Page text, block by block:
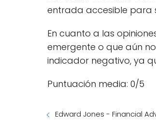
entrada accesible para
En cuanto a las
emergente o que aún
indicador negativo, ya
Puntuación media: 0/5
Edward Jones - Financial